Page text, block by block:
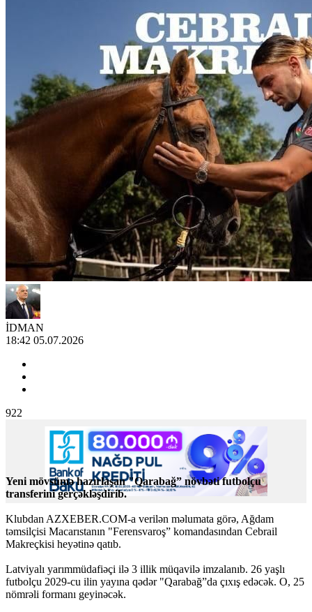
İDMAN
18:42 05.07.2026
922
Yeni mövsümə hazırlaşan "Qarabağ” növbəti futbolçu
transferini gerçəkləşdirib.
Klubdan AZXEBER.COM-a verilən məlumata görə, Ağdam
təmsilçisi Macarıstanın "Ferensvaroş” komandasından Cebrail
Makreçkisi heyətinə qatıb.
Latviyalı yarımmüdafiəçi ilə 3 illik müqavilə imzalanıb. 26 yaşlı
futbolçu 2029-cu ilin yayına qədər "Qarabağ”da çıxış edəcək. O, 25
nömrəli formanı geyinəcək.